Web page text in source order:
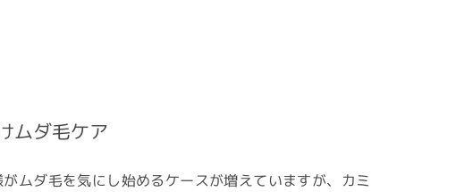
ムダ毛ケア
ムダ毛を気にし始めるケースが増えていますが、カミ